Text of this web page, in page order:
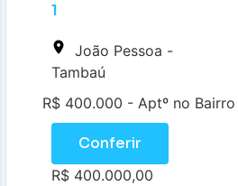
1
João Pessoa -
Tambaú
R$ 400.000 - Aptº no
Conferir
R$ 400.000,00